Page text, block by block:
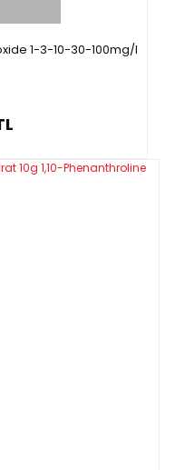
1-3-10-30-100mg/l